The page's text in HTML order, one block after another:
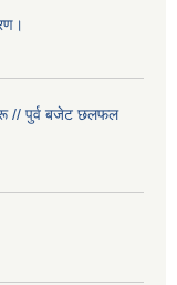
// पुर्व बजेट छलफल